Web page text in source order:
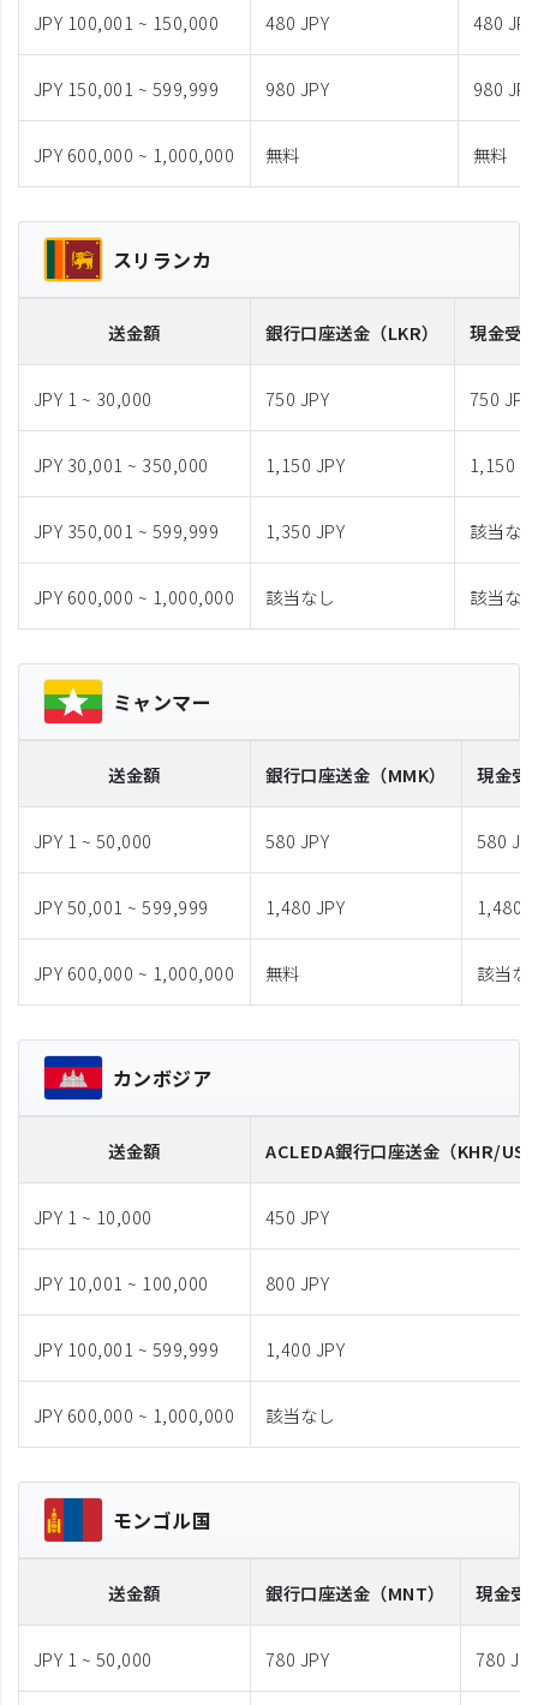
JPY 100,001 ~ 150,000 480 JPY 480 JPY
JPY 150,001 ~ 599,999 980 JPY 980 JPY
JPY 600,000 ~ 1,000,000 無料 無料
スリランカ
送金額 銀行口座送金 （LKR） 現金受
JPY 1 ~ 30,000 750 JPY 750 JPY
JPY 30,001 ~ 350,000 1,150 JPY 1,150
JPY 350,001 ~ 599,999 1,350 JPY 該当なし
JPY 600,000 ~ 1,000,000 該当なし 該当なし
ミャンマー
送金額 銀行口座送金 （MMK） 現金受
JPY 1 ~ 50,000 580 JPY 580
JPY 50,001 ~ 599,999 1,480 JPY 1,480
JPY 600,000 ~ 1,000,000 無料 該当な
カンボジア
送金額 ACLEDA銀行口座送金 （KHR/
JPY 1 ~ 10,000 450 JPY
JPY 10,001 ~ 100,000 800 JPY
JPY 100,001 ~ 599,999 1,400 JPY
JPY 600,000 ~ 1,000,000 該当なし
モンゴル国
送金額 銀行口座送金 （MNT） 現金受
JPY 1 ~ 50,000 780 JPY 780